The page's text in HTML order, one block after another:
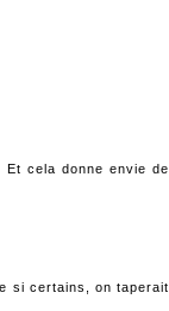
cela donne envie de
si certains, on taperait